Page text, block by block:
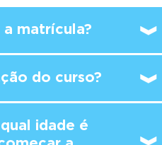
matrícula?
do curso?
idade é